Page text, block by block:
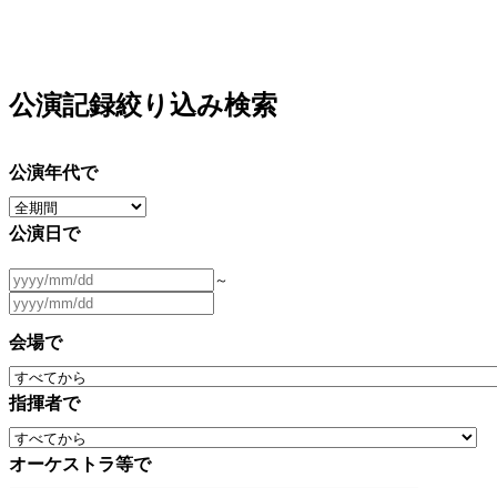
公演記録絞り込み検索
公演年代で
公演日で
～
会場で
指揮者で
オーケストラ等で